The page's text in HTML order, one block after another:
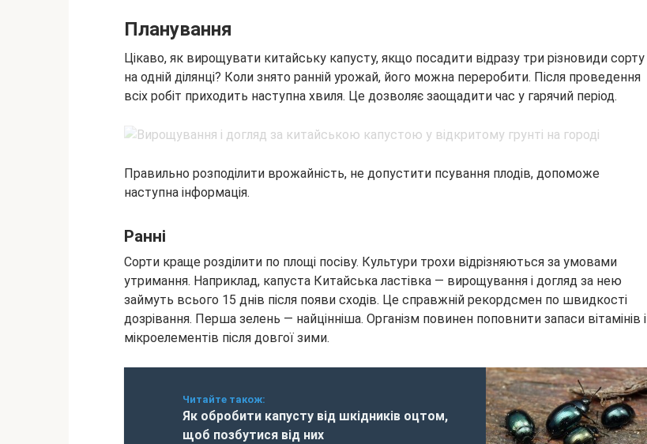
Планування
Цікаво, як вирощувати китайську капусту, якщо посадити відразу три різновиди сорту
на одній ділянці? Коли знято ранній урожай, його можна переробити. Після проведення
всіх робіт приходить наступна хвиля. Це дозволяє заощадити час у гарячий період.
Правильно розподілити врожайність, не допустити псування плодів, допоможе
наступна інформація.
Ранні
Сорти краще розділити по площі посіву. Культури трохи відрізняються за умовами
утримання. Наприклад, капуста Китайська ластівка — вирощування і догляд за нею
займуть всього 15 днів після появи сходів. Це справжній рекордсмен по швидкості
дозрівання. Перша зелень — найцінніша. Організм повинен поповнити запаси вітамінів і
мікроелементів після довгої зими.
Читайте також:
Як обробити капусту від шкідників оцтом,
щоб позбутися від них